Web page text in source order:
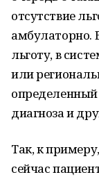
отсутствие
амбулаторно.
льготу, в
или
определенный
диагноза и
Так, к
сейчас